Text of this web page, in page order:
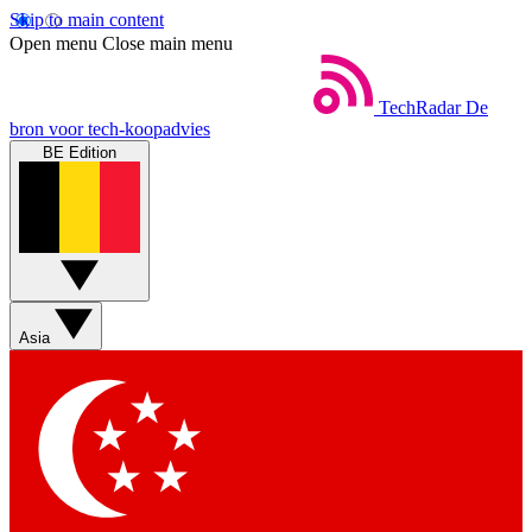
Skip to main content
Open menu Close main menu
TechRadar De
bron voor tech-koopadvies
BE Edition
Asia